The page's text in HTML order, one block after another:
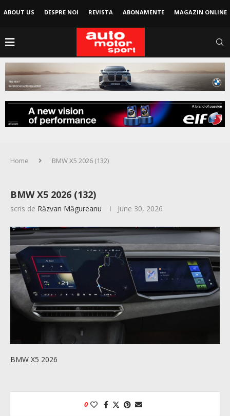
ABOUT US DESPRE NOI REVISTA ABONAMENTE MAGAZIN ONLINE
Home BMW X5 2026 (132)
BMW X5 2026 (132)
scris de Răzvan Măgureanu June 30, 2026
BMW X5 2026
0